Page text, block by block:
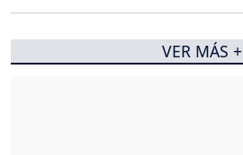
VER MÁS +